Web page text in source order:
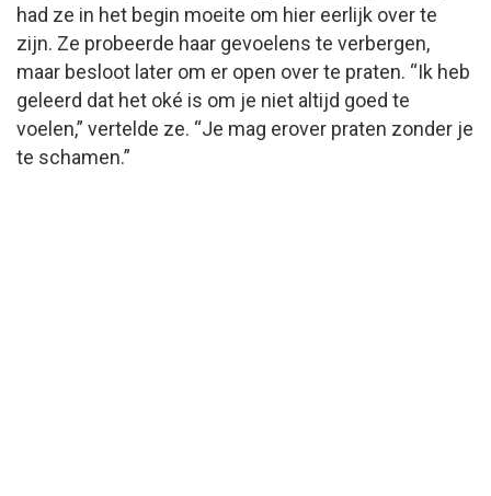
had ze in het begin moeite om hier eerlijk over te
zijn. Ze probeerde haar gevoelens te verbergen,
maar besloot later om er open over te praten. “Ik heb
geleerd dat het oké is om je niet altijd goed te
voelen,” vertelde ze. “Je mag erover praten zonder je
te schamen.”